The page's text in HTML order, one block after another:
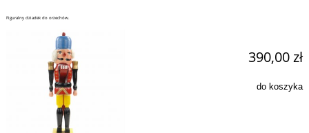
Figuralny dziadek do orzechów.
390,00 zł
do koszyka